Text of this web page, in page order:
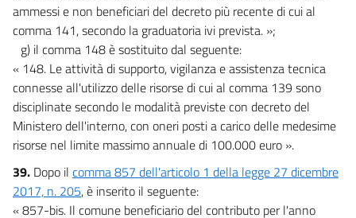
ammessi e non beneficiari del decreto più recente di cui al
comma 141, secondo la graduatoria ivi prevista. »;
g) il comma 148 è sostituito dal seguente:
« 148. Le attività di supporto, vigilanza e assistenza tecnica
connesse all'utilizzo delle risorse di cui al comma 139 sono
disciplinate secondo le modalità previste con decreto del
Ministero dell'interno, con oneri posti a carico delle medesime
risorse nel limite massimo annuale di 100.000 euro ».
39. Dopo il comma 857 dell'articolo 1 della legge 27 dicembre
2017, n. 205, è inserito il seguente:
« 857-bis. Il comune beneficiario del contributo per l'anno